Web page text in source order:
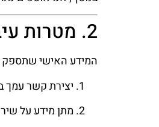
2. מטרות עיבוד המידע
המידע האישי שתספק
יצירת קשר
מתן מידע על